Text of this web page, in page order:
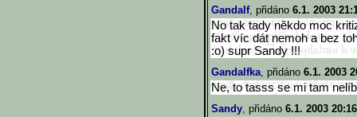
Gandalf, přidáno 6.1. 2003
No tak tady někdo moc
fakt víc dát nemoh a bez
:o) supr Sandy !!!
Gandalfka, přidáno 6.1. 2003
Ne, to tasss se mi tam
Sandy, přidáno 6.1. 2003